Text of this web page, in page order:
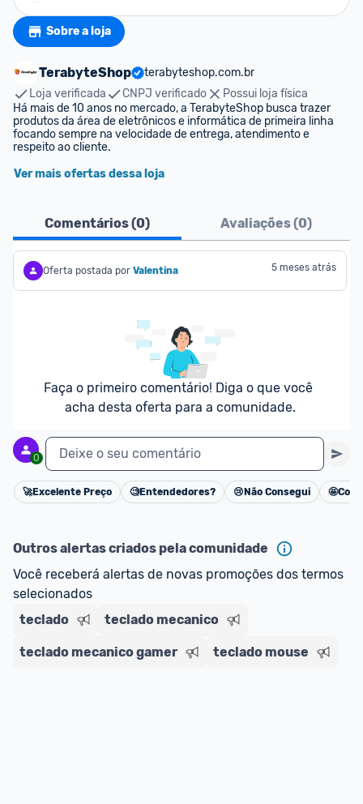
Sobre a loja
TerabyteShop
terabyteshop.com.br
Loja verificada
CNPJ verificado
Possui loja física
Há mais de 10 anos no mercado, a TerabyteShop busca trazer
produtos da área de eletrônicos e informática de primeira linha
focando sempre na velocidade de entrega, atendimento e
respeito ao cliente.
Ver mais ofertas dessa loja
Comentários (0) Avaliações (0)
Oferta postada por Valentina 5 meses atrás
Faça o primeiro comentário! Diga o que você
acha desta oferta para a comunidade.
0 Deixe o seu comentário
Cancelar
🚀Excelente Preço 🧐Entendedores? 😢 Não Consegui 🤩
Outros alertas criados pela comunidade
Você receberá alertas de novas promoções dos termos
selecionados
teclado
teclado mecanico
teclado mecanico gamer teclado mouse